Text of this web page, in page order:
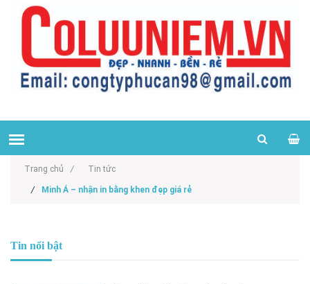
Trang chủ / Tin tức
/ Minh Á – nhận in bằng khen đẹp giá rẻ
Tin nổi bật